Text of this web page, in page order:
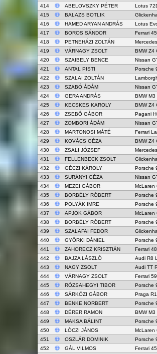
414
ABELOVSZKY PÉTER
Lotus
415
BALAZS BOTLIK
416
HAMED ARYAN ANDRÁS
Lotus
417
BOROS SÁNDOR
Ferrari
418
PETNEHÁZI ZOLTÁN
419
VÁRNAGY ZSOLT
BMW Z4
420
SZAIBELY BENCE
Nissan
421
ANTAL PISTI
Porsche
422
SZALAI ZOLTÁN
423
SZABÓ ÁDÁM
Nissan
424
GERA ANDRÁS
BMW M3
425
KECSKES KAROLY
BMW Z4
426
ZSEBŐ GÁBOR
Pagani
427
ZOMBORI ÁDÁM
Nissan
428
MARTONOSI MÁTÉ
Ferrari
429
KOVÁCS GÉZA
BMW Z4
430
ZSALI JÓZSEF
431
FELLENBECK ZSOLT
432
GÉCZI KÁROLY
Porsche
433
SURÁNYI GÉZA
Nissan
434
MEZEI GÁBOR
McLaren
435
BORBÉLY RÓBERT
Porsche
436
POLYÁK IMRE
Porsche
437
APJOK GÁBOR
McLaren
438
BORBÉLY RÓBERT
Porsche
439
SZALAFAI FEDOR
440
GYÖRKI DÁNIEL
Porsche
441
ZAHORECZ KRISZTIÁN
Ferrari
442
BAJZA LÁSZLÓ
Audi R8
443
NAGY ZSOLT
Audi TT
444
VÁRNAGY ZSOLT
Ferrari
445
RÓZSAHEGYI TIBOR
Porsche
446
SÁRKÖZI GÁBOR
Praga R1
447
BENKE NORBERT
Porsche
448
DÉRER RAMON
BMW M3
449
MAKSA BÁLINT
Porsche
450
LÓCZI JÁNOS
McLaren
451
OSZLÁR DOMINIK
Porsche
452
GÁL VILMOS
Ferrari